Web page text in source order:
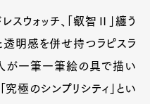
スウォッチ、「叡智Ⅱ」纏う
透明感を併せ持つラピスラ
が一筆一筆絵の具で描い
究極のシンプリシティ」とい